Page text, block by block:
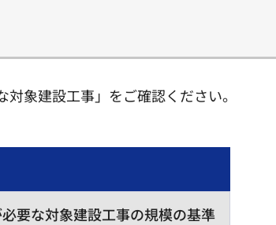
象建設工事」をご確認ください。
要な対象建設工事の規模の基準